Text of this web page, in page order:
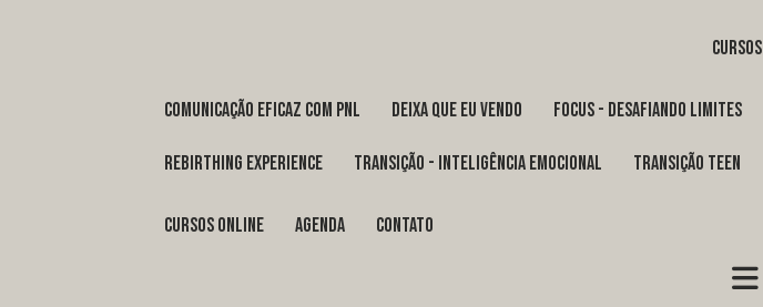
Cursos
COMUNICAÇÃO EFICAZ COM PNL DEIXA QUE EU VENDO FOCUS - DESAFIANDO LIMITES
REBIRTHING EXPERIENCE TRANSIÇÃO - INTELIGÊNCIA EMOCIONAL TRANSIÇÃO TEEN
Cursos Online Agenda Contato